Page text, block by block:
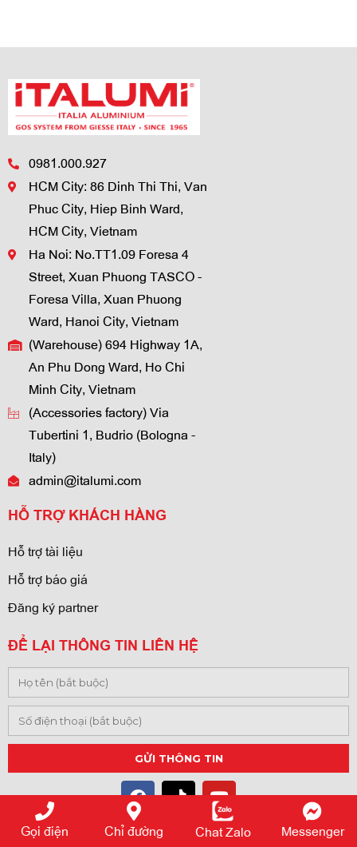
0981.000.927
HCM City: 86 Dinh Thi Thi, Van
Phuc City, Hiep Binh Ward,
HCM City, Vietnam
Ha Noi: No.TT1.09 Foresa 4
Street, Xuan Phuong TASCO -
Foresa Villa, Xuan Phuong
Ward, Hanoi City, Vietnam
(Warehouse) 694 Highway 1A,
An Phu Dong Ward, Ho Chi
Minh City, Vietnam
(Accessories factory) Via
Tubertini 1, Budrio (Bologna -
Italy)
admin@italumi.com
HỖ TRỢ KHÁCH HÀNG
Hỗ trợ tài liệu
Hỗ trợ báo giá
Đăng ký partner
ĐỂ LẠI THÔNG TIN LIÊN HỆ
Gọi điện Chỉ đường Chat Zalo Messenger